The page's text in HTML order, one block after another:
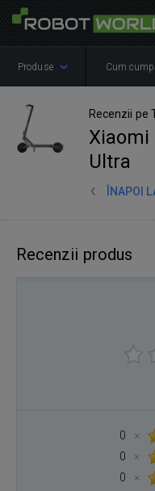
Produse Cum
Recenzii pe
Xiaomi
Ultra
ÎNAPOI
Recenzii produs
0
×
0
×
0
×